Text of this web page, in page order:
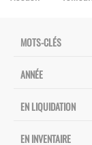
MOTS-CLÉS
ANNÉE
EN LIQUIDATION
EN INVENTAIRE